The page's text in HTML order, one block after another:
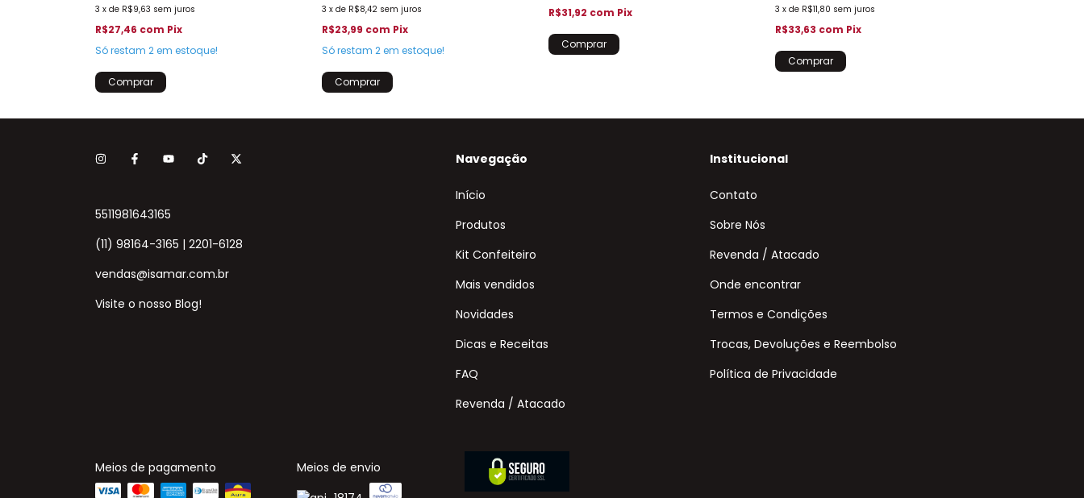
3 x de R$9,63 sem juros
R$27,46 com Pix
Só restam 2em estoque!
3 x de R$8,42 sem juros
R$23,99 com Pix
Só restam 2em estoque!
R$31,92 com Pix 3 x de R$11,80 sem juros
R$33,63 com Pix
5511981643165
(11) 98164-3165 | 2201-6128
vendas@isamar.com.br
Visite o nosso Blog!
Navegação
Início
Produtos
Kit Confeiteiro
Mais vendidos
Novidades
Dicas e Receitas
FAQ
Revenda / Atacado
Institucional
Contato
Sobre Nós
Revenda / Atacado
Onde encontrar
Termos e Condições
Trocas, Devoluções e Reembolso
Política de Privacidade
Meios de pagamento Meios de envio